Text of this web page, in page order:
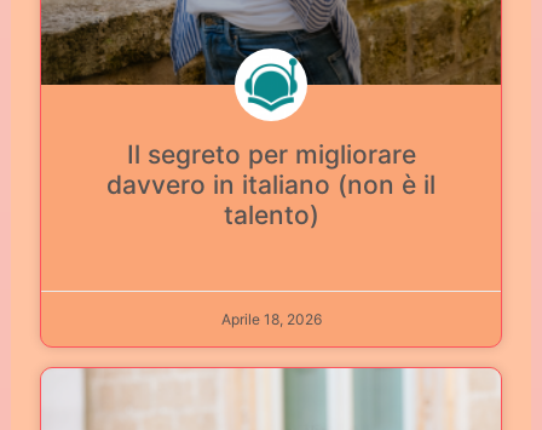
Il segreto per migliorare
davvero in italiano (non è il
talento)
Aprile 18, 2026